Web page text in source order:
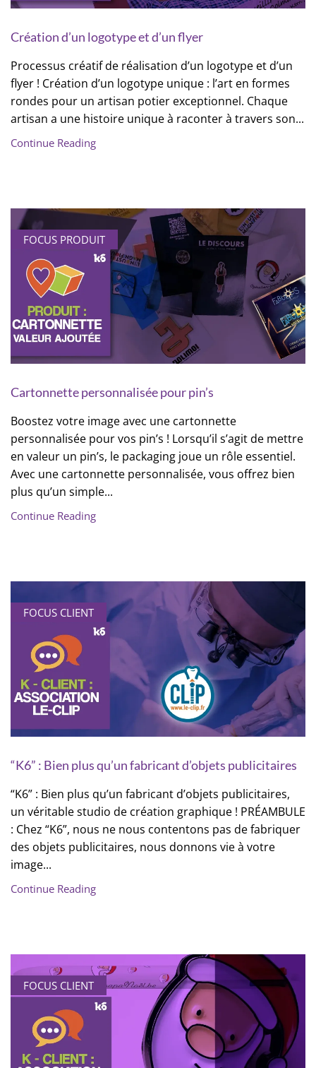
Création d’un logotype et d’un flyer
Processus créatif de réalisation d’un logotype et d’un
flyer ! Création d’un logotype unique : l’art en formes
rondes pour un artisan potier exceptionnel. Chaque
artisan a une histoire unique à raconter à travers son...
Continue Reading
FOCUS PRODUIT
Cartonnette personnalisée pour pin’s
Boostez votre image avec une cartonnette
personnalisée pour vos pin’s ! Lorsqu’il s’agit de mettre
en valeur un pin’s, le packaging joue un rôle essentiel.
Avec une cartonnette personnalisée, vous offrez bien
plus qu’un simple...
Continue Reading
FOCUS CLIENT
“K6” : Bien plus qu’un fabricant d’objets publicitaires
“K6” : Bien plus qu’un fabricant d’objets publicitaires,
un véritable studio de création graphique ! PRÉAMBULE
: Chez “K6”, nous ne nous contentons pas de fabriquer
des objets publicitaires, nous donnons vie à votre
image...
Continue Reading
FOCUS CLIENT